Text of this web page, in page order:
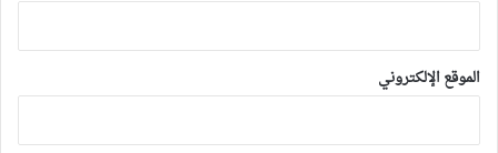
الموقع الإلكتروني